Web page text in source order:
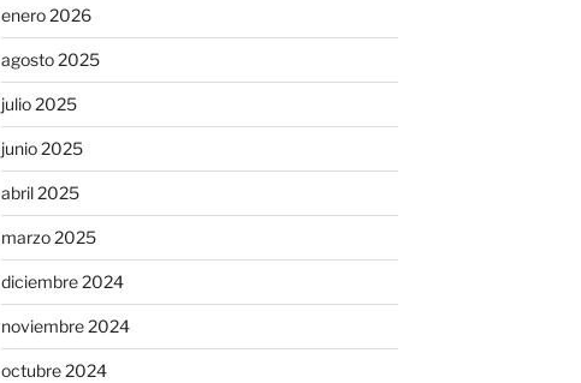
enero 2026
agosto 2025
julio 2025
junio 2025
abril 2025
marzo 2025
diciembre 2024
noviembre 2024
octubre 2024